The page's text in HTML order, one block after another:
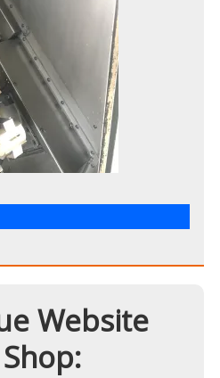
Website